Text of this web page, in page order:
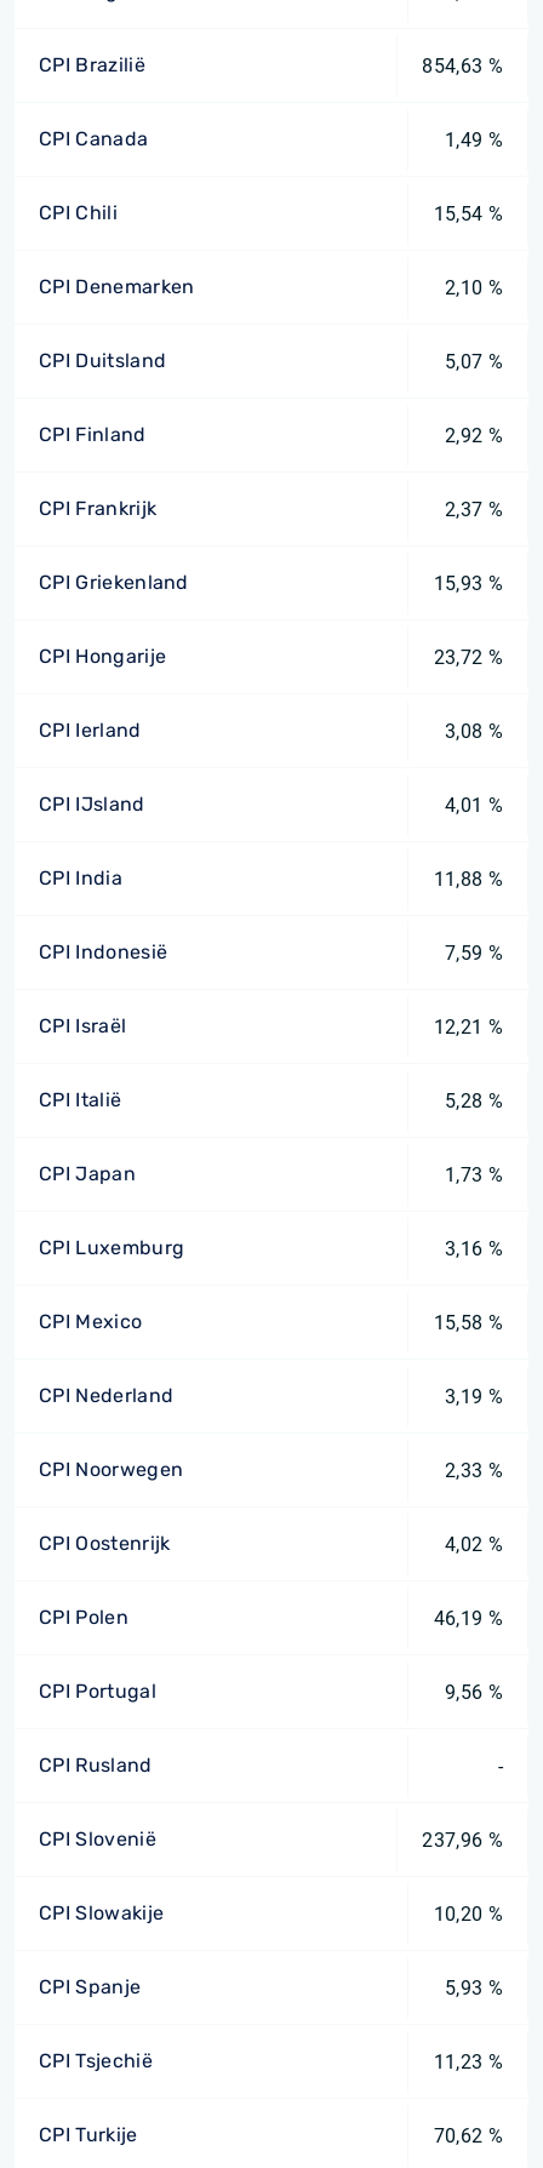
CPI Brazilië 854,63 %
CPI Canada 1,49 %
CPI Chili 15,54 %
CPI Denemarken 2,10 %
CPI Duitsland 5,07 %
CPI Finland 2,92 %
CPI Frankrijk 2,37 %
CPI Griekenland 15,93 %
CPI Hongarije 23,72 %
CPI Ierland 3,08 %
CPI IJsland 4,01 %
CPI India 11,88 %
CPI Indonesië 7,59 %
CPI Israël 12,21 %
CPI Italië 5,28 %
CPI Japan 1,73 %
CPI Luxemburg 3,16 %
CPI Mexico 15,58 %
CPI Nederland 3,19 %
CPI Noorwegen 2,33 %
CPI Oostenrijk 4,02 %
CPI Polen 46,19 %
CPI Portugal 9,56 %
CPI Rusland -
CPI Slovenië 237,96 %
CPI Slowakije 10,20 %
CPI Spanje 5,93 %
CPI Tsjechië 11,23 %
CPI Turkije 70,62 %